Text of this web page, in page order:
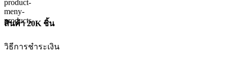
สินค้า 20K ชิ้น
วิธีการชำระเงิน